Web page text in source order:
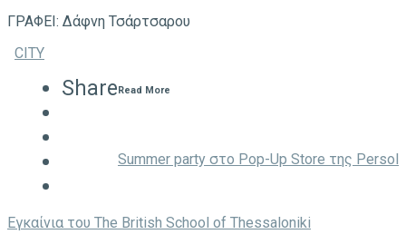
ΓΡΑΦΕΙ: Δάφνη Τσάρτσαρου
CITY
Share Read More
Summer party στο Pop-Up Store της Persol
Eγκαίνια του The British School of Thessaloniki